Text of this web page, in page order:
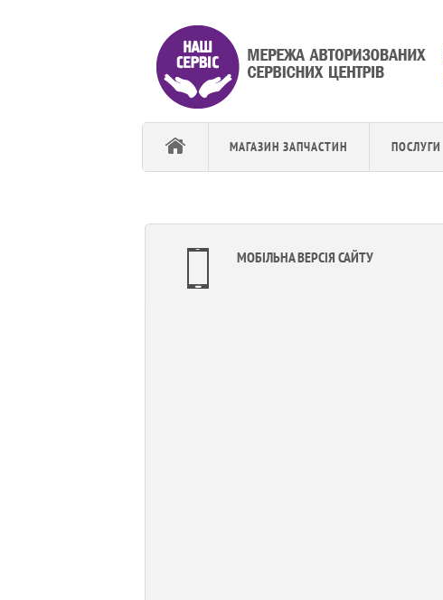
МАГАЗИН ЗАПЧАСТИН ПОСЛУГИ
МОБІЛЬНА ВЕРСІЯ САЙТУ